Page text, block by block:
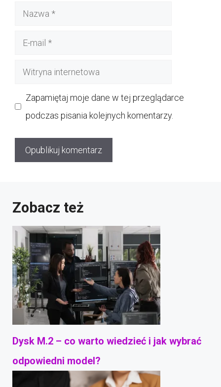
Nazwa
Witryna
Zapamiętaj moje dane w tej przeglądarce
podczas pisania kolejnych komentarzy.
Zobacz też
Dysk M.2 – co warto wiedzieć i jak wybrać
odpowiedni model?